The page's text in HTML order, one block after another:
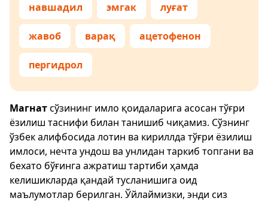
навшадил эмгак луғат
жавоб варақ ацетофенон
пергидрол
Магнатсўзининг имло қоидаларига асосан тўғри
ёзилиш таснифи билан танишиб чиқамиз. Сўзнинг
ўзбек алифбосида лотин ва кириллда тўғри ёзилиш
имлоси, нечта ундош ва унлидан таркиб топгани ва
бехато бўғинга ажратиш тартиби ҳамда
келишикларда қандай тусланишига оид
маълумотлар берилган. Ўйлаймизки, энди сиз